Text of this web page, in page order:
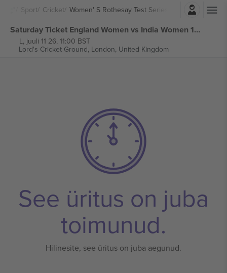
Sport Cricket Women' S Rothesay Test Series
Logi sisse
Saturday Ticket England Women vs India Women 1st Women' s Rothesay Test Series piletid
L, juuli 11 26, 11:00 BST
Lord's Cricket Ground, London, United Kingdom
See üritus on juba
toimunud.
Hilinesite, see üritus on juba aegunud.